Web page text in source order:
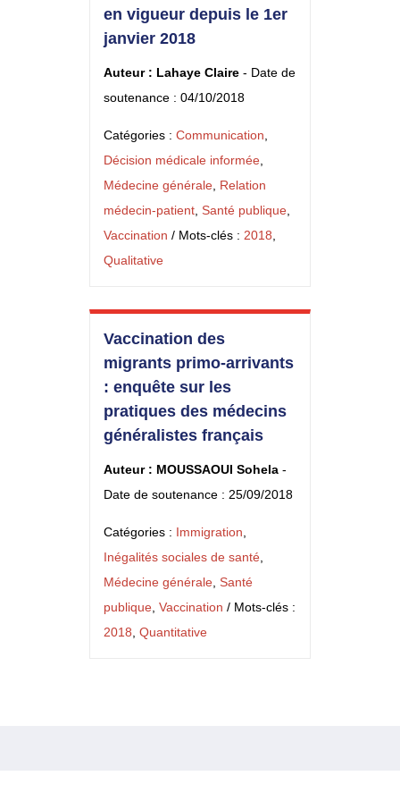
en vigueur depuis le 1er
janvier 2018
Auteur : Lahaye Claire - Date de
soutenance : 04/10/2018
Catégories : Communication
Décision médicale informée
Médecine générale Relation
médecin-patient Santé publique
Vaccination / Mots-clés : 2018
Qualitative
Vaccination des
migrants primo-arrivants
: enquête sur les
pratiques des médecins
généralistes français
Auteur : MOUSSAOUI Sohela -
Date de soutenance : 25/09/2018
Catégories : Immigration
Inégalités sociales de santé
Médecine générale Santé
publique Vaccination / Mots-clés :
2018 Quantitative